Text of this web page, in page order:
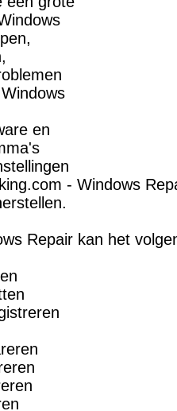
en
- Windows
Repair kan het